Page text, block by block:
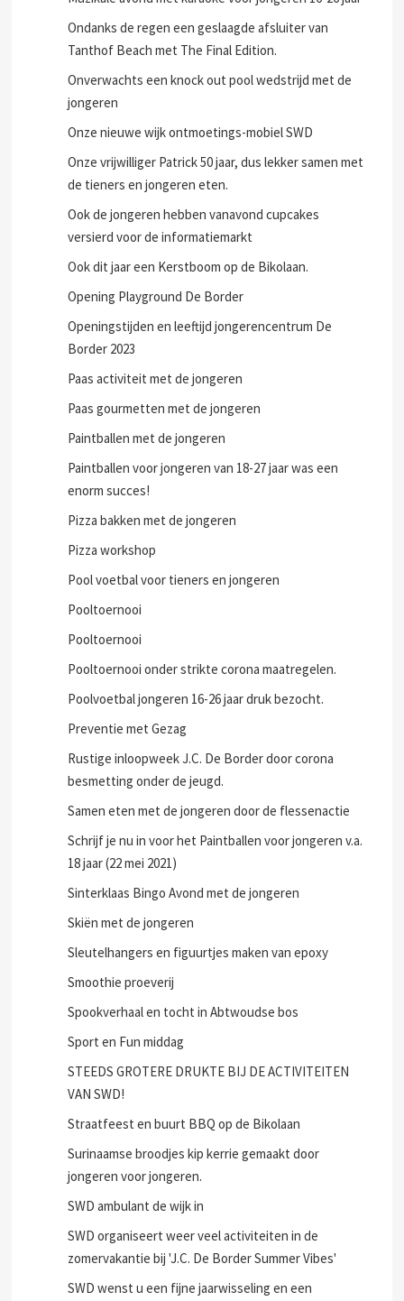
Ondanks de regen een geslaagde afsluiter van
Tanthof Beach met The Final Edition.
Onverwachts een knock out pool wedstrijd met de
jongeren
Onze nieuwe wijk ontmoetings-mobiel SWD
Onze vrijwilliger Patrick 50 jaar, dus lekker samen met
de tieners en jongeren eten.
Ook de jongeren hebben vanavond cupcakes
versierd voor de informatiemarkt
Ook dit jaar een Kerstboom op de Bikolaan.
Opening Playground De Border
Openingstijden en leeftijd jongerencentrum De
Border 2023
Paas activiteit met de jongeren
Paas gourmetten met de jongeren
Paintballen met de jongeren
Paintballen voor jongeren van 18-27 jaar was een
enorm succes!
Pizza bakken met de jongeren
Pizza workshop
Pool voetbal voor tieners en jongeren
Pooltoernooi
Pooltoernooi
Pooltoernooi onder strikte corona maatregelen.
Poolvoetbal jongeren 16-26 jaar druk bezocht.
Preventie met Gezag
Rustige inloopweek J.C. De Border door corona
besmetting onder de jeugd.
Samen eten met de jongeren door de flessenactie
Schrijf je nu in voor het Paintballen voor jongeren v.a.
18 jaar (22 mei 2021)
Sinterklaas Bingo Avond met de jongeren
Skiën met de jongeren
Sleutelhangers en figuurtjes maken van epoxy
Smoothie proeverij
Spookverhaal en tocht in Abtwoudse bos
Sport en Fun middag
STEEDS GROTERE DRUKTE BIJ DE ACTIVITEITEN
VAN SWD!
Straatfeest en buurt BBQ op de Bikolaan
Surinaamse broodjes kip kerrie gemaakt door
jongeren voor jongeren.
SWD ambulant de wijk in
SWD organiseert weer veel activiteiten in de
zomervakantie bij 'J.C. De Border Summer Vibes'
SWD wenst u een fijne jaarwisseling en een